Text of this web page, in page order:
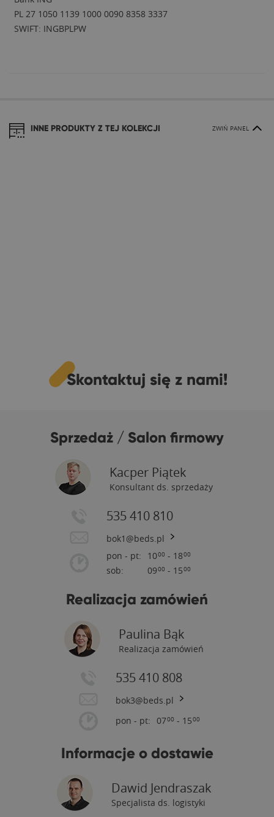
PL 27 1050 1139 1000 0090 8358 3337
SWIFT: INGBPLPW
INNE PRODUKTY Z TEJ KOLEKCJI ZWIŃ PANEL
Skontaktuj się z nami!
Sprzedaż / Salon firmowy
Kacper Piątek
Konsultant ds. sprzedaży
535 410 810
bok1@beds.pl
pon - pt:
sob:
1000 - 1800
0900 - 1500
Realizacja zamówień
Paulina Bąk
Realizacja zamówień
535 410 808
bok3@beds.pl
pon - pt: 0700 - 1500
Informacje o dostawie
Dawid Jendraszak
Specjalista ds. logistyki